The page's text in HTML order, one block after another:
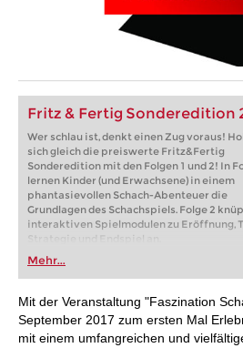
Fritz & Fertig Sonderedition
Wer schlau ist, denkt einen Zug voraus!
sich gleich die preiswerte Fritz&Fertig
Sonderedition mit den Folgen 1 und 2! In
lernen Kinder (und Erwachsene) in einem
phantasievollen Schach-Abenteuer die
Grundlagen des Schachspiels. Folge 2
interaktiven Spielmodulen zu Eröffnung,
Strategie und Endspiel an.
Mehr...
Mit der Veranstaltung "Faszination
September 2017 zum ersten Mal
mit einem umfangreichen und